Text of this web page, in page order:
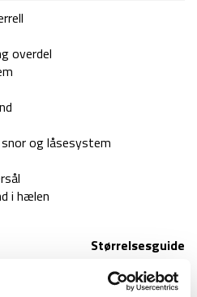
overdel
og låsesystem
i hælen
Størrelsesguide